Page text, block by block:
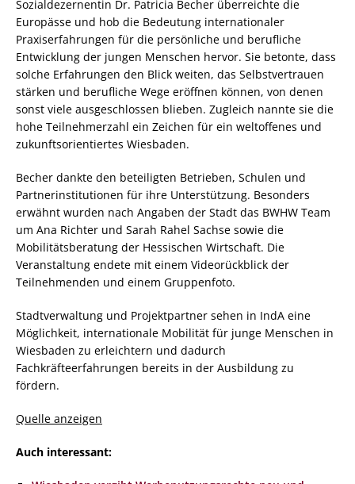
Sozialdezernentin Dr. Patricia Becher überreichte die
Europässe und hob die Bedeutung internationaler
Praxiserfahrungen für die persönliche und berufliche
Entwicklung der jungen Menschen hervor. Sie betonte, dass
solche Erfahrungen den Blick weiten, das Selbstvertrauen
stärken und berufliche Wege eröffnen können, von denen
sonst viele ausgeschlossen blieben. Zugleich nannte sie die
hohe Teilnehmerzahl ein Zeichen für ein weltoffenes und
zukunftsorientiertes Wiesbaden.
Becher dankte den beteiligten Betrieben, Schulen und
Partnerinstitutionen für ihre Unterstützung. Besonders
erwähnt wurden nach Angaben der Stadt das BWHW Team
um Ana Richter und Sarah Rahel Sachse sowie die
Mobilitätsberatung der Hessischen Wirtschaft. Die
Veranstaltung endete mit einem Videorückblick der
Teilnehmenden und einem Gruppenfoto.
Stadtverwaltung und Projektpartner sehen in IndA eine
Möglichkeit, internationale Mobilität für junge Menschen in
Wiesbaden zu erleichtern und dadurch
Fachkräfteerfahrungen bereits in der Ausbildung zu
fördern.
Quelle anzeigen
Auch interessant: